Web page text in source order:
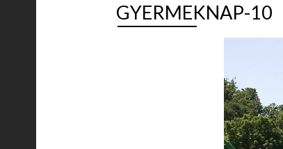
GYERMEKNAP-10